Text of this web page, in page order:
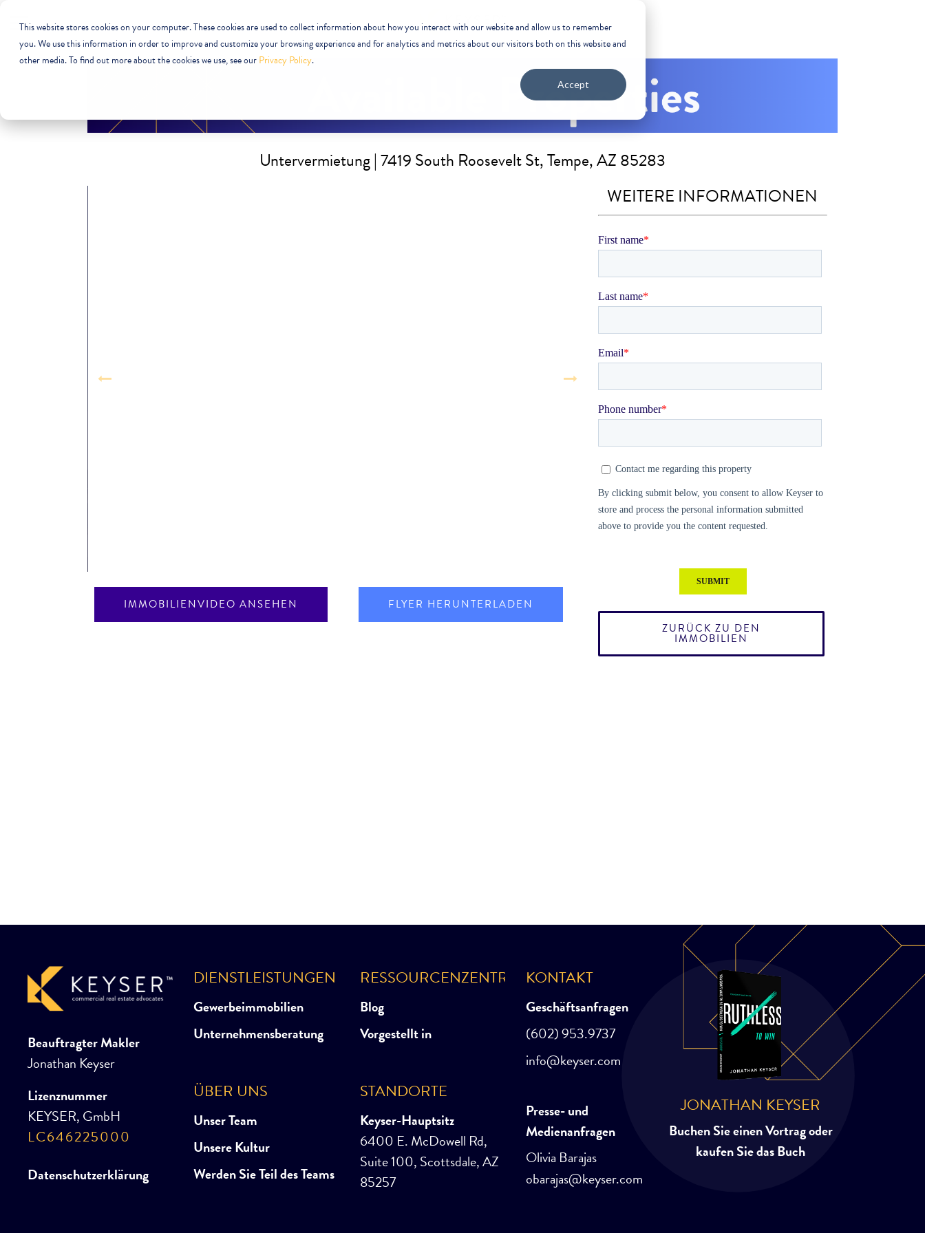
This website stores cookies on your computer. These cookies are used to collect information about how you interact with our website and allow us to remember
you. We use this information in order to improve and customize your browsing experience and for analytics and metrics about our visitors both on this website and
other media. To find out more about the cookies we use, see ourPrivacy Policy.
Accept
Untervermietung | 7419 South Roosevelt St, Tempe, AZ 85283
IMMOBILIENVIDEO ANSEHEN FLYER HERUNTERLADEN
WEITERE INFORMATIONEN
ZURÜCK ZU DEN
IMMOBILIEN
Beauftragter Makler
Jonathan Keyser
Lizenznummer
KEYSER, GmbH
LC646225000
Datenschutzerklärung
DIENSTLEISTUNGEN
Gewerbeimmobilien
Unternehmensberatung
ÜBER UNS
Unser Team
Unsere Kultur
Werden Sie Teil des Teams
RESSOURCENZENTRUM
Blog
Vorgestellt in
STANDORTE
Keyser-Hauptsitz
6400 E. McDowell Rd,
Suite 100, Scottsdale, AZ
85257
KONTAKT
Geschäftsanfragen
(602) 953.9737
info@keyser.com
Presse- und
Medienanfragen
Olivia Barajas
obarajas@keyser.com
JONATHAN KEYSER
Buchen Sie einen Vortrag oder
kaufen Sie das Buch